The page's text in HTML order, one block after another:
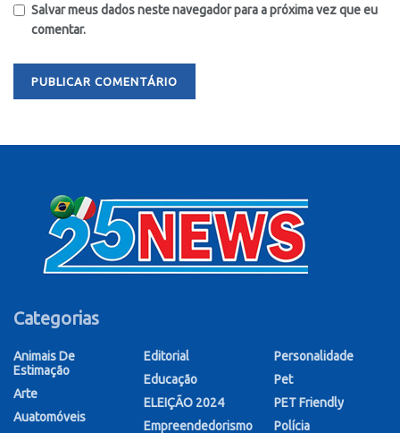
Salvar meus dados neste navegador para a próxima vez que eu
comentar.
Categorias
Animais De
Estimação
Arte
Auatomóveis
Editorial
Educação
ELEIÇÃO 2024
Empreendedorismo
Personalidade
Pet
PET Friendly
Polícia